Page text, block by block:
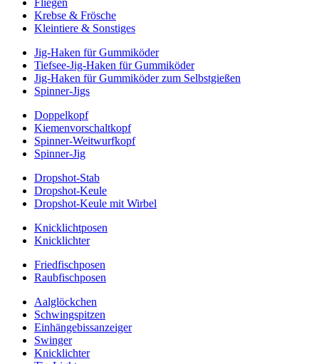
Krebse & Frösche
Kleintiere & Sonstiges
Jig-Haken für Gummiköder
Tiefsee-Jig-Haken für Gummiköder
Jig-Haken für Gummiköder zum Selbstgießen
Spinner-Jigs
Doppelkopf
Kiemenvorschaltkopf
Spinner-Weitwurfkopf
Spinner-Jig
Dropshot-Stab
Dropshot-Keule
Dropshot-Keule mit Wirbel
Knicklichtposen
Knicklichter
Friedfischposen
Raubfischposen
Aalglöckchen
Schwingspitzen
Einhängebissanzeiger
Swinger
Knicklichter